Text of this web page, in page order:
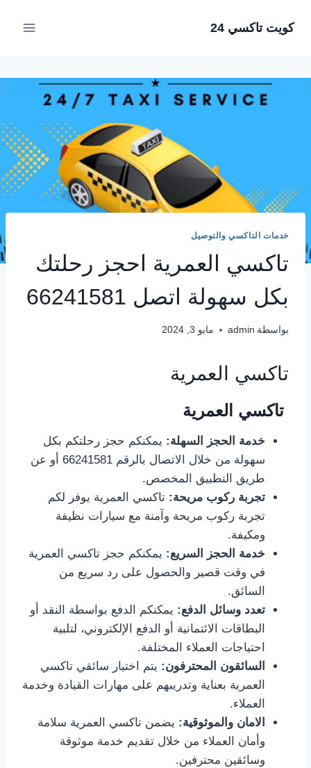
كويت تاكسي 24
خدمات التاكسي والتوصيل
تاكسي العمرية احجز رحلتك
بكل سهولة اتصل 66241581
بواسطة admin مايو 3, 2024
تاكسي العمرية
تاكسي العمرية
خدمة الحجز السهلة: يمكنكم حجز رحلتكم بكل
سهولة من خلال الاتصال بالرقم 66241581 أو عن
طريق التطبيق المخصص.
تجربة ركوب مريحة: تاكسي العمرية يوفر لكم
تجربة ركوب مريحة وآمنة مع سيارات نظيفة
ومكيفة.
خدمة الحجز السريع: يمكنكم حجز تاكسي العمرية
في وقت قصير والحصول على رد سريع من
السائق.
تعدد وسائل الدفع: يمكنكم الدفع بواسطة النقد أو
البطاقات الائتمانية أو الدفع الإلكتروني، لتلبية
احتياجات العملاء المختلفة.
السائقون المحترفون: يتم اختيار سائقي تاكسي
العمرية بعناية وتدريبهم على مهارات القيادة وخدمة
العملاء.
الامان والموثوقية: يضمن تاكسي العمرية سلامة
وأمان العملاء من خلال تقديم خدمة موثوقة
وسائقين محترفين.